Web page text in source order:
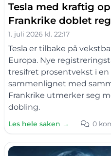
Tesla med kraftig
Frankrike doblet
1. juli 2026 kl. 22:17
Tesla er tilbake på
Europa. Nye
tresifret prosentvekst i
sammenlignet med
Frankrike utmerker seg
dobling.
Les hele saken → 0